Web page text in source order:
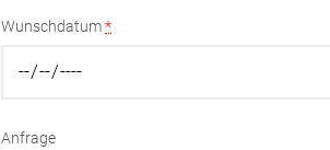
Wunschdatum*
Anfrage